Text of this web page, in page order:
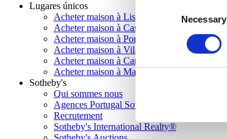
Selection
Necessary
Lugares únicos
Acheter maison à Lisbonne
Acheter maison à Cascais
Acheter maison à Porto
Acheter maison à Vilamoura
Acheter maison à Carvoeiro
Acheter maison à Madeira
Sotheby's
Qui sommes nous
Agences Portugal Sotheby’s Realty
Recrutement
Sotheby's International Realty®